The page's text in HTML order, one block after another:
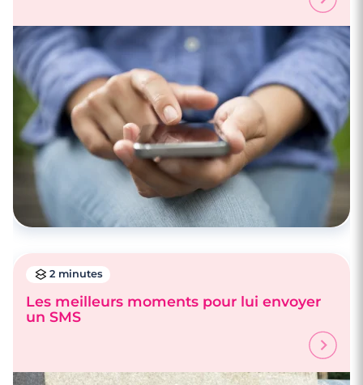
2 minutes
Les meilleurs moments pour lui envoyer
un SMS